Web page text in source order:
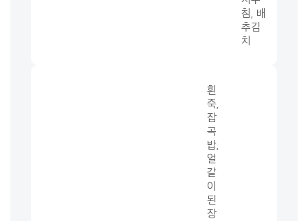
침, 배
추김
치
흰
죽,
잡
곡
밥,
얼
갈
이
된
장